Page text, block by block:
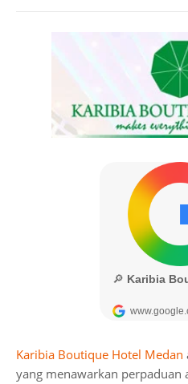
Karibia Boutique Hotel Medan
yang menawarkan perpaduan